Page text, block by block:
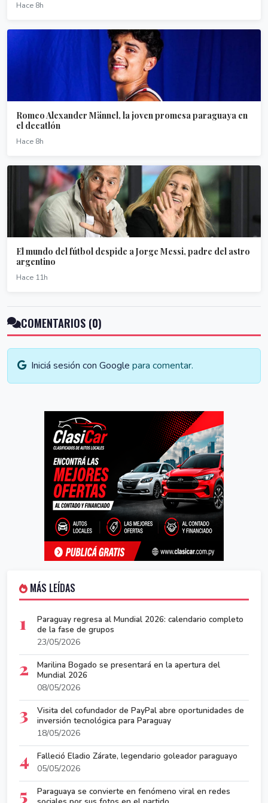
Hace 8h
Romeo Alexander Männel, la joven promesa paraguaya en
el decatlón
Hace 8h
El mundo del fútbol despide a Jorge Messi, padre del astro
argentino
Hace 11h
COMENTARIOS (0)
Iniciá sesión con Google para comentar.
MÁS LEÍDAS
1
Paraguay regresa al Mundial 2026: calendario completo
de la fase de grupos
23/05/2026
2
Marilina Bogado se presentará en la apertura del
Mundial 2026
08/05/2026
3
Visita del cofundador de PayPal abre oportunidades de
inversión tecnológica para Paraguay
18/05/2026
4
Falleció Eladio Zárate, legendario goleador paraguayo
05/05/2026
5
Paraguaya se convierte en fenómeno viral en redes